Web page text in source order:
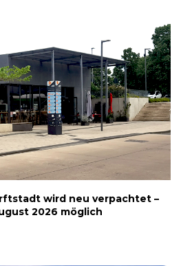
wird neu verpachtet –
2026 möglich